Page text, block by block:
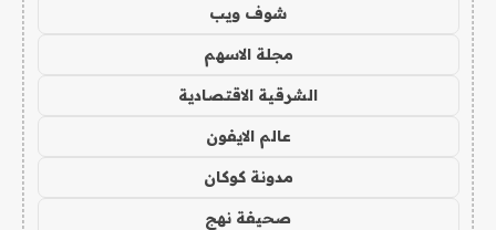
شوف ويب
مجلة الاسهم
الشرقية الاقتصادية
عالم الايفون
مدونة كوكان
صحيفة نهج